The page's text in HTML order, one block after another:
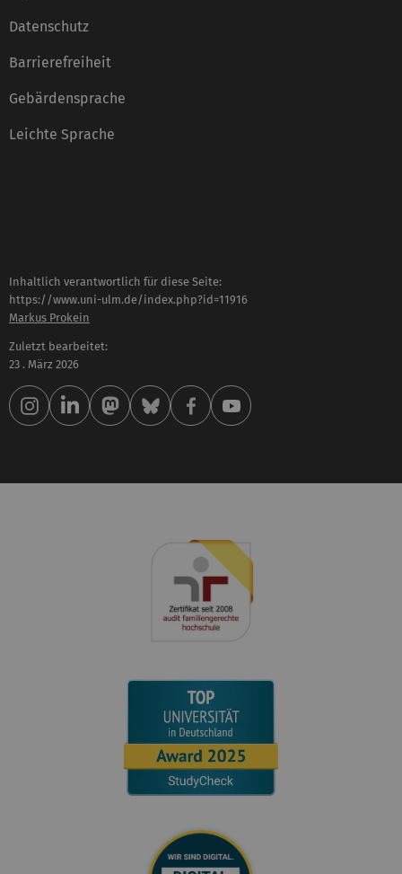
Datenschutz
Barrierefreiheit
Gebärdensprache
Leichte Sprache
Inhaltlich verantwortlich für diese Seite:
https://www.uni-ulm.de/index.php?id=11916
Markus Prokein
Zuletzt bearbeitet:
23 . März 2026